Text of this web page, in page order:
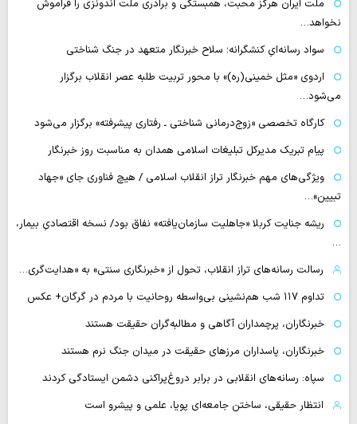
ملت ایران هرگز محبت، همبستگی و برادری ملت اندونزی را فراموش
نخواهد…
سواد رسانه‌ایِ کنشگرانه؛ سلاح خبرنگار متعهد در جنگ شناختی
اردوی «مثل خمینی(ره)» با محور تربیت طلبه عصر انقلاب برگزار
می‌شود…
کارگاه تخصصی «زوج‌درمانی شناختی ـ رفتاری پیشرفته» برگزار می‌شود
پیام تبریک مدیرکل تبلیغات اسلامی همدان به مناسبت روز خبرنگار
ویژگی‌های مهم خبرنگار تراز انقلاب اسلامی / هیچ فناوری‌ جای «جهاد
تبیین»…
ریشه جنایت کربلا «جاهلیت سازمان‌یافته» نفاق بود/ نسخه اقتصادیِ بیمار،
…
رسالت رسانه‌های تراز انقلاب، تحول از «خبرنگاری سنتی» به «هدایت‌گری…
تداوم ۱۱۷ شب هم‌نشینی بی‌واسطه روحانیت با مردم در گرگان+ عکس
خبرنگاران، پرچمداران آگاهی و مطالبه‌گران حقیقت هستند
خبرنگاران، پاسداران مرزهای حقیقت در میدان جنگ نرم هستند
سپاه: رسانه‌های انقلابی در برابر دروغ‌پراکنی دشمن ایستادگی کردند
انتظار حقیقی، ساختن جامعه‌ای پویا، علمی و پیشرو است